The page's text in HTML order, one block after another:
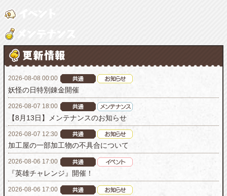
2026-08-08 00:00
妖怪の日特別錬金開催
2026-08-07 18:00
【8月13日】メンテナンスのお知らせ
2026-08-07 12:30
加工屋の一部加工物の不具合について
2026-08-06 17:00
『英雄チャレンジ』開催！
2026-08-06 17:00